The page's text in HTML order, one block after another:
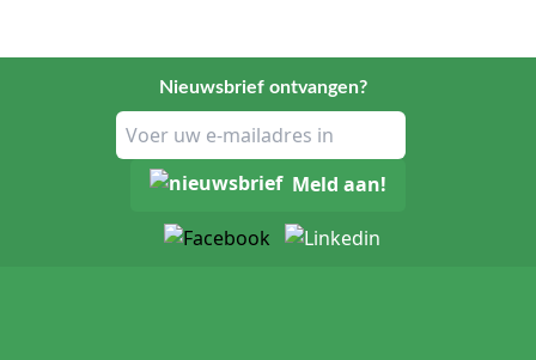
Nieuwsbrief ontvangen?
Meld aan!